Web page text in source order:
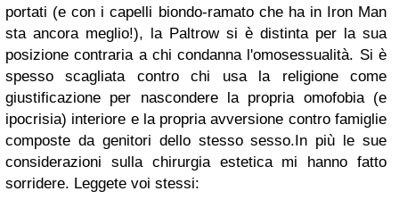
portati (e con i capelli biondo-ramato che ha in Iron Man
sta ancora meglio!), la Paltrow si è distinta per la sua
posizione contraria a chi condanna l'omosessualità. Si è
spesso scagliata contro chi usa la religione come
giustificazione per nascondere la propria omofobia (e
ipocrisia) interiore e la propria avversione contro famiglie
composte da genitori dello stesso sesso.In più le sue
considerazioni sulla chirurgia estetica mi hanno fatto
sorridere. Leggete voi stessi: